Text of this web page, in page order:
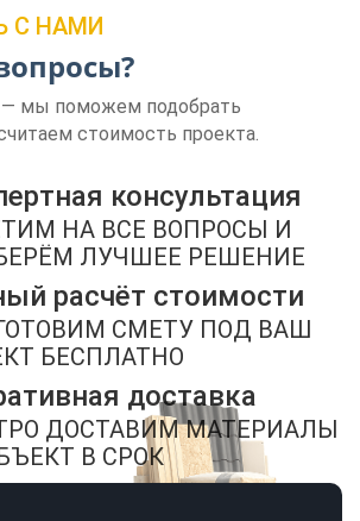
С НАМИ
— мы поможем подобрать
стоимость проекта.
консультация
НА ВСЕ ВОПРОСЫ И
ЛУЧШЕЕ РЕШЕНИЕ
расчёт стоимости
СМЕТУ ПОД ВАШ
БЕСПЛАТНО
доставка
ДОСТАВИМ МАТЕРИАЛЫ
В СРОК
я даю своё согласие на обработку моих
в соответствии с ФЗ от 27.07.2006 № 152-ФЗ "О
на условиях и для целей, определенных в
ОТПРАВИТЬ